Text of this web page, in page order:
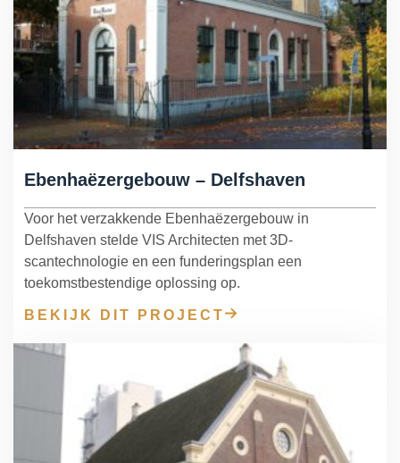
Ebenhaëzergebouw – Delfshaven
Voor het verzakkende Ebenhaëzergebouw in
Delfshaven stelde VIS Architecten met 3D-
scantechnologie en een funderingsplan een
toekomstbestendige oplossing op.
BEKIJK DIT PROJECT